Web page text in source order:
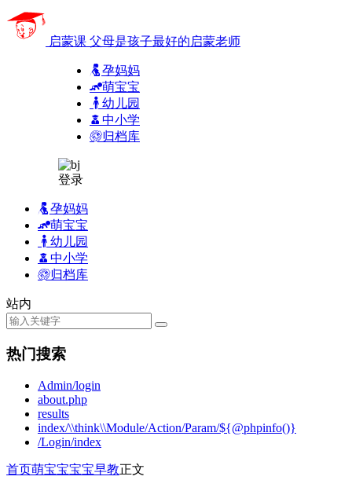
启蒙课 父母是孩子最好的启蒙老师
孕妈妈
萌宝宝
幼儿园
中小学
归档库
登录
孕妈妈
萌宝宝
幼儿园
中小学
归档库
站内
热门搜索
Admin/login
about.php
results
index/\\think\\Module/Action/Param/${@phpinfo()}
/Login/index
首页萌宝宝宝宝早教正文